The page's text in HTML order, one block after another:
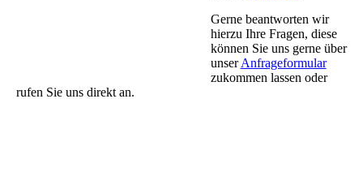
Gerne beantworten wir
hierzu Ihre Fragen, diese
können Sie uns gerne über
unserAnfrageformular
zukommen lassen oder
rufen Sie uns direkt an.